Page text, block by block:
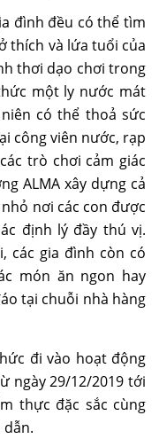
đình đều có thể tìm
thích và lứa tuổi của
thơi dạo chơi trong
một ly nước mát
có thể thoả sức
công viên nước, rạp
trò chơi cảm giác
ALMA xây dựng cả
nơi các con được
định lý đầy thú vị.
các gia đình còn có
món ăn ngon hay
tại chuỗi nhà hàng
đi vào hoạt động
ngày 29/12/2019 tới
thực đặc sắc cùng
dẫn.